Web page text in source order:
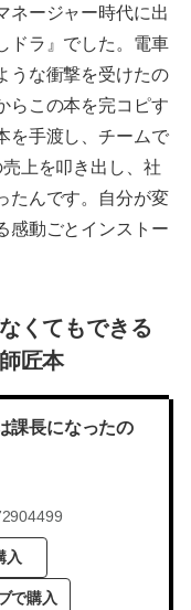
ネージャー時代に出
ドラ』でした。電車
うな衝撃を受けたの
らこの本を完コピす
を手渡し、チームで
上を叩き出し、社
たんです。自分が変
感動ごとインストー
くてもできる
匠本
課長になったの
入
で購入